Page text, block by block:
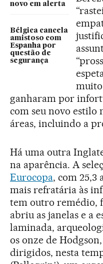
novo em alerta
Bélgica cancela
amistoso com
Espanha por
questão de
segurança
muito
ganharam por
com seu novo estilo
áreas, incluindo a
Há uma outra
na aparência. A
Eurocopa, com 25,3
mais refratária às
tem outro remédio,
abriu as janelas e a
laminada,
os onze de
dirigidos, nesta